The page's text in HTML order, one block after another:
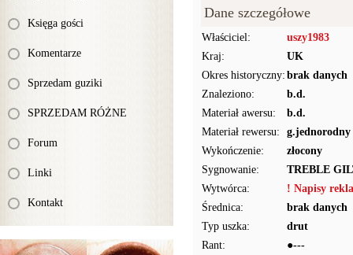
Księga gości
Komentarze
Sprzedam guziki
SPRZEDAM RÓŻNE
Forum
Linki
Kontakt
Dane szczegółowe
Właściciel:
uszy1983
Kraj:
UK
Okres historyczny: brak danych
Znaleziono:
b.d.
Materiał awersu:
b.d.
Materiał rewersu:
g.jednorodny
Wykończenie:
złocony
Sygnowanie:
TREBLE
Wytwórca:
! Napisy
Średnica:
brak danych
Typ uszka:
drut
Rant:
●---